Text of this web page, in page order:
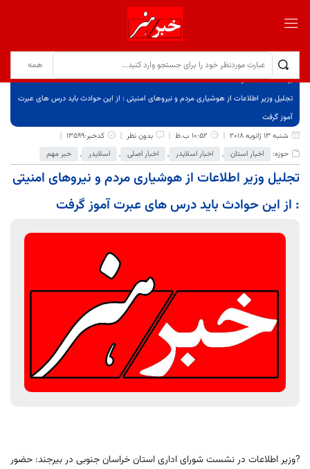
برگ نخست
نوشته‌ها
تجلیل وزیر اطلاعات از هوشیاری مردم و نیروهای امنیتی : از این حوادث باید درس های عبرت
آموز گرفت
شنبه 13 ژانویه 2018
10:52 ب.ظ بدون نظر
کدخبر:13599
حوزه:
اخبار استان , اخبار اسلایدر , اخبار اصلی , اسلایدر , خبر مهم
تجلیل وزیر اطلاعات از هوشیاری مردم و نیروهای امنیتی
: از این حوادث باید درس های عبرت آموز گرفت
?وزیر اطلاعات در نشست شورای اداری استان خراسان جنوبی در بیرجند: حضور